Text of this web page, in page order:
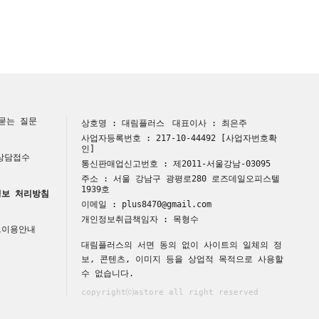
는 질문
담접수
보 처리방침
용안내
상호명 : 대림플러스
대표이사 : 최은주
사업자등록번호 : 217-10-44492
[사업자번호확
인]
통신판매업신고번호 : 제2011-서울강남-03095
주소 : 서울 강남구 광평로280 로즈데일오피스텔
1939호
이메일 : plus8470@gmail.com
개인정보취급책임자 : 목형수
대림플러스의 서면 동의 없이 사이트의 일체의 정
보, 콘텐츠, 이미지 등을 상업적 목적으로 사용할
수 없습니다.
copyright⒞astore all right reserved